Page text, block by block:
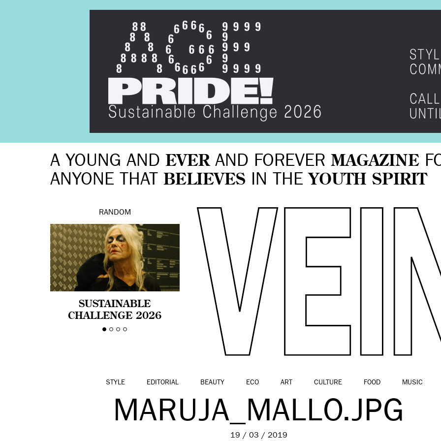
A YOUNG AND EVERAND FOREVER MAGAZINE
ANYONE THAT BELIEVES IN THE YOUTH SPIRIT
RANDOM
SUSTAINABLE
CHALLENGE 2026
CELEBRA LA
STYLE EDITORIAL BEAUTY ECO ART CULTURE FOOD MUSIC
MARUJA_MALLO.JPG
19 / 03 / 2019